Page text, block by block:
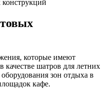
конструкций
которые имеют
шатров для летних
зон отдыха в
кафе.